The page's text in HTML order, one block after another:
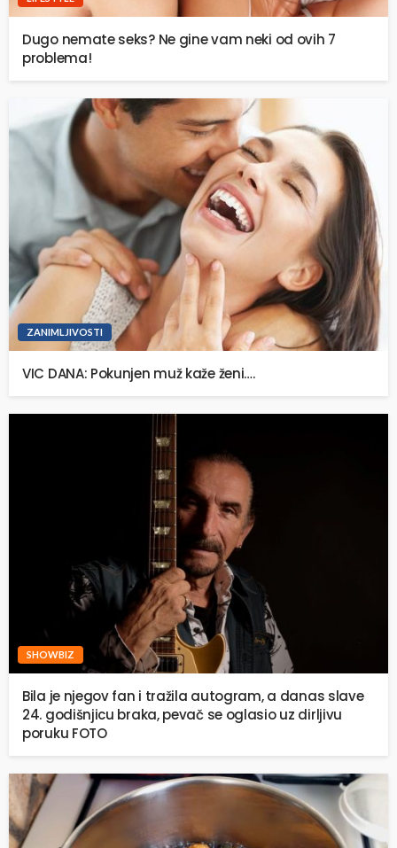
Dugo nemate seks? Ne gine vam neki od ovih 7
problema!
ZANIMLJIVOSTI
VIC DANA: Pokunjen muž kaže ženi….
SHOWBIZ
Bila je njegov fan i tražila autogram, a danas slave
24. godišnjicu braka, pevač se oglasio uz dirljivu
poruku FOTO